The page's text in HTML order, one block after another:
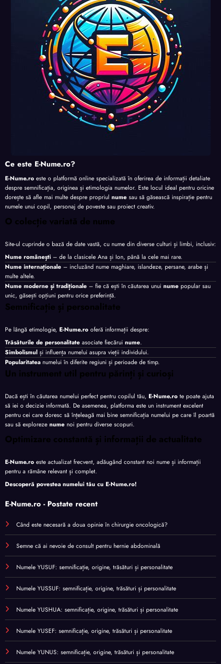
nalita
te
nalita
te
Ce este E-Nume.ro?
E-Nume.ro este o platformă online specializată în oferirea de informații detaliate
despre semnificația, originea și etimologia numelor. Este locul ideal pentru oricine
dorește să afle mai multe despre propriul nume sau să găsească inspirație pentru
numele unui copil, personaj de poveste sau proiect creativ.
O colecție variată de nume
Site-ul cuprinde o bază de date vastă, cu nume din diverse culturi și limbi, inclusiv:
Nume românești – de la clasicele Ana și Ion, până la cele mai rare.
Nume internaționale – incluzând nume maghiare, islandeze, persane, arabe și
multe altele.
Nume moderne și tradiționale – fie că ești în căutarea unui nume popular sau
unic, găsești opțiuni pentru orice preferință.
Semnificație și personalitate
Pe lângă etimologie, E-Nume.ro oferă informații despre:
Trăsăturile de personalitate asociate fiecărui nume.
Simbolismul și influența numelui asupra vieții individului.
Popularitatea numelui în diferite regiuni și perioade de timp.
Un instrument util pentru părinți și curioși
Dacă ești în căutarea numelui perfect pentru copilul tău, E-Nume.ro te poate ajuta
să iei o decizie informată. De asemenea, platforma este un instrument excelent
pentru cei care doresc să înțeleagă mai bine semnificația numelui pe care îl poartă
sau să exploreze nume noi pentru diverse scopuri.
Optimizare constantă și informații de actualitate
E-Nume.ro este actualizat frecvent, adăugând constant noi nume și informații
pentru a rămâne relevant și complet.
Descoperă povestea numelui tău cu E-Nume.ro!
E-Nume.ro - Postate recent
Când este necesară a doua opinie în chirurgie oncologică?
Semne că ai nevoie de consult pentru hernie abdominală
Numele YUSUF: semnificație, origine, trăsături și personalitate
Numele YUSSUF: semnificație, origine, trăsături și personalitate
Numele YUSHUA: semnificație, origine, trăsături și personalitate
Numele YUSEF: semnificație, origine, trăsături și personalitate
Numele YUNUS: semnificație, origine, trăsături și personalitate